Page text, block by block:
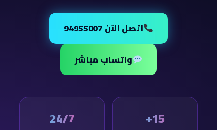
اتصل الآن 94955007
واتساب مباشر
15+
24/7